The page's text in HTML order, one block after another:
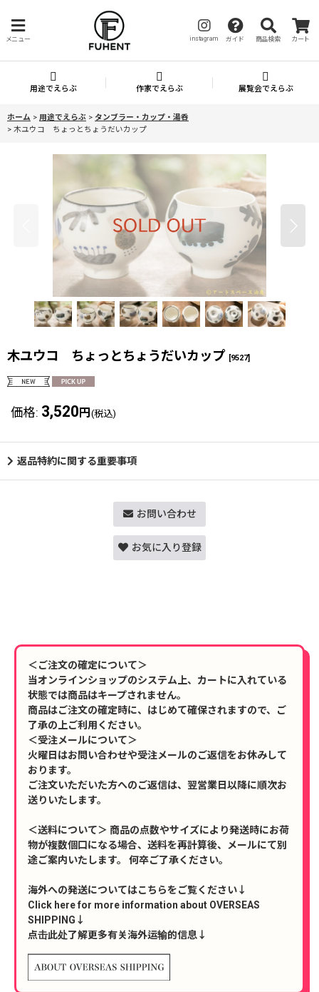
メニュー instagram ガイド 商品検索 カート
用途でえらぶ 作家でえらぶ 展覧会でえらぶ
ホーム > 用途でえらぶ > タンブラー・カップ・湯呑
> 木ユウコ ちょっとちょうだいカップ
木ユウコ ちょっとちょうだいカップ [9527]
価格: 3,520 円 (税込)
返品特約に関する重要事項
お問い合わせ
お気に入り登録
＜ご注文の確定について＞
当オンラインショップのシステム上、カートに入れている
状態では商品はキープされません。
商品はご注文の確定時に、はじめて確保されますので、ご
了承の上ご利用ください。
＜受注メールについて＞
火曜日はお問い合わせや受注メールのご返信をお休みして
おります。
ご注文いただいた方へのご返信は、翌営業日以降に順次お
送りいたします。
＜送料について＞ 商品の点数やサイズにより発送時にお荷
物が複数個口になる場合、送料を再計算後、メールにて別
途ご案内いたします。 何卒ご了承ください。
海外への発送についてはこちらをご覧ください↓
Click here for more information about OVERSEAS
SHIPPING↓
点击此处了解更多有关海外运输的信息↓